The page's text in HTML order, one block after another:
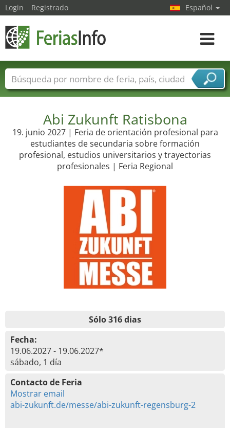
Abi Zukunft Ratisbona
19. junio 2027 | Feria de orientación profesional para
estudiantes de secundaria sobre formación
profesional, estudios universitarios y trayectorias
profesionales | Feria Regional
Sólo 316 dias
Fecha:
19.06.2027 - 19.06.2027*
sábado, 1 día
Contacto de Feria
Mostrar email
abi-zukunft.de/messe/abi-zukunft-regensburg-2
Login Registrado Español
toggle
Nombres de ferias Países
Ciudades
Sectores de proveedor de servicios